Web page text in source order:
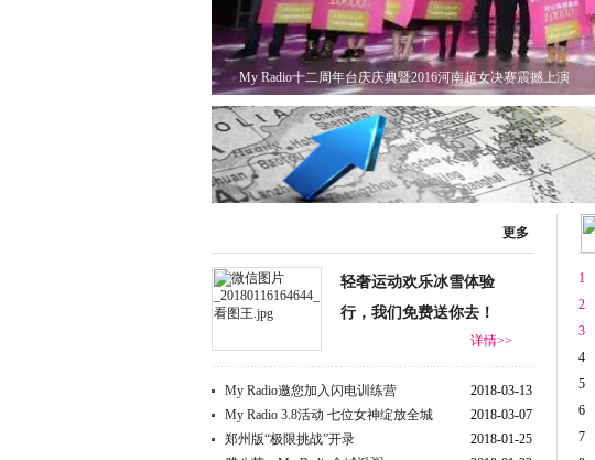
更多
轻奢运动欢乐冰雪体验
行，我们免费送你去！
详情>>
My Radio邀您加入闪电训练营
2018-03-13
My Radio 3.8活动 七位女神绽放全城
2018-03-07
郑州版“极限挑战”开录
2018-01-25
1
2
3
4
5
6
7